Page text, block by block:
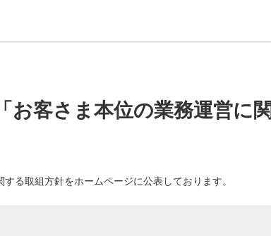
お客さま本位の業務運営に
る取組方針をホームページに公表しております。